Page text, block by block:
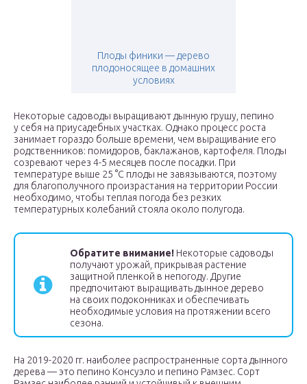
Плоды финики — дерево
плодоносящее в домашних
условиях
Некоторые садоводы выращивают дынную грушу, пепино
у себя на приусадебных участках. Однако процесс роста
занимает гораздо больше времени, чем выращивание его
родственников: помидоров, баклажанов, картофеля. Плоды
созревают через 4-5 месяцев после посадки. При
температуре выше 25 °С плоды не завязываются, поэтому
для благополучного произрастания на территории России
необходимо, чтобы теплая погода без резких
температурных колебаний стояла около полугода.
Обратите внимание! Некоторые садоводы
получают урожай, прикрывая растение
защитной пленкой в непогоду. Другие
предпочитают выращивать дынное дерево
на своих подоконниках и обеспечивать
необходимые условия на протяжении всего
сезона.
На 2019-2020 гг. наиболее распространенные сорта дынного
дерева — это пепино Консуэло и пепино Рамзес. Сорт